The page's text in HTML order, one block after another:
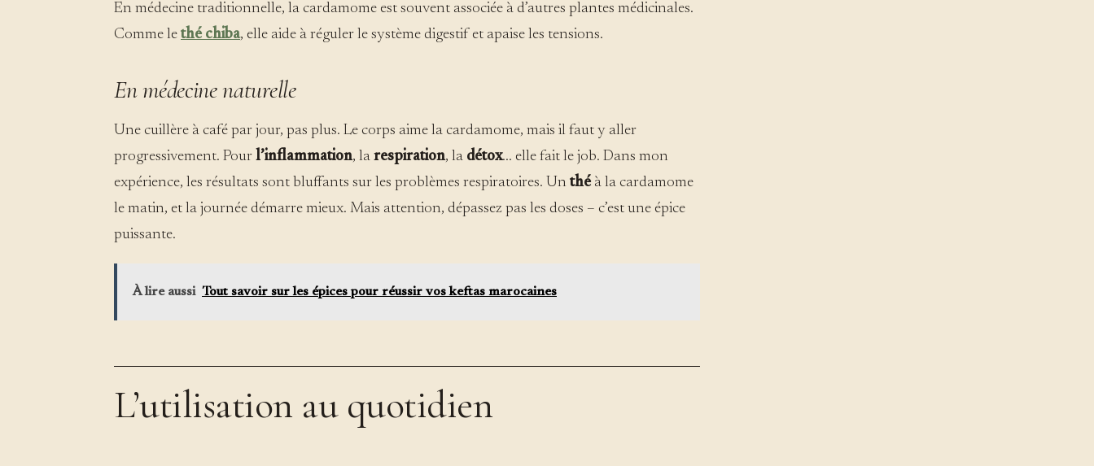
En médecine traditionnelle, la cardamome est souvent associée à d’autres plantes médicinales.
Comme le thé chiba, elle aide à réguler le système digestif et apaise les tensions.
En médecine naturelle
Une cuillère à café par jour, pas plus. Le corps aime la cardamome, mais il faut y aller
progressivement. Pour l’inflammation, la respiration, la détox… elle fait le job. Dans mon
expérience, les résultats sont bluffants sur les problèmes respiratoires. Un thé à la cardamome
le matin, et la journée démarre mieux. Mais attention, dépassez pas les doses – c’est une épice
puissante.
À lire aussi Tout savoir sur les épices pour réussir vos keftas marocaines
L’utilisation au quotidien